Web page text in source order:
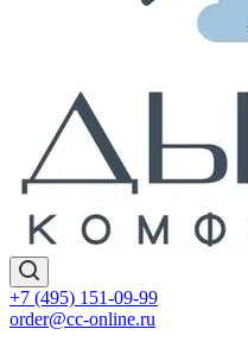
+7 (495) 151-09-99
order@cc-online.ru